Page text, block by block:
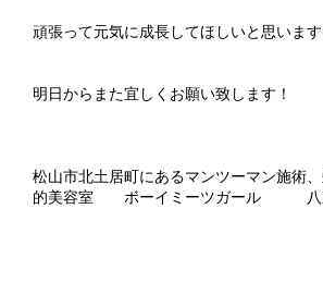
頑張って元気に成長してほしいと思いま
明日からまた宜しくお願い致します！
松山市北土居町にあるマンツーマン施術
的美容室 ボーイミーツガール 八